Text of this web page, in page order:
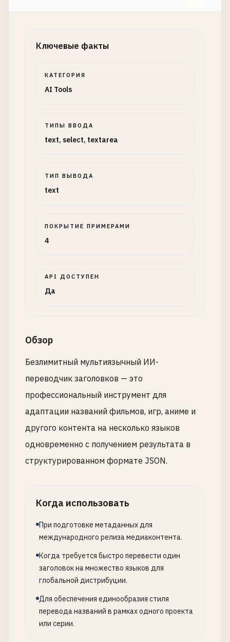
Ключевые факты
КАТЕГОРИЯ
AI Tools
ТИПЫ ВВОДА
text, select, textarea
ТИП ВЫВОДА
text
ПОКРЫТИЕ ПРИМЕРАМИ
4
API ДОСТУПЕН
Да
Обзор
Безлимитный мультиязычный ИИ-
переводчик заголовков — это
профессиональный инструмент для
адаптации названий фильмов, игр, аниме и
другого контента на несколько языков
одновременно с получением результата в
структурированном формате JSON.
Когда использовать
При подготовке метаданных для
международного релиза медиаконтента.
Когда требуется быстро перевести один
заголовок на множество языков для
глобальной дистрибуции.
Для обеспечения единообразия стиля
перевода названий в рамках одного проекта
или серии.